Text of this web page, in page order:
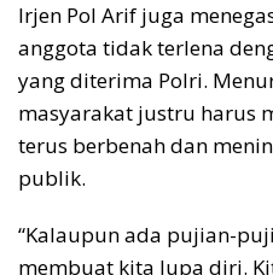
Irjen Pol Arif juga
anggota tidak terlena
yang diterima Polri.
masyarakat justru harus
terus berbenah dan
publik.
“Kalaupun ada pujian-
membuat kita lupa diri.